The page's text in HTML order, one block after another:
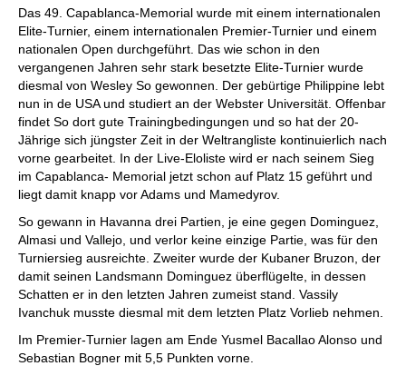
Das 49. Capablanca-Memorial wurde mit einem internationalen
Elite-Turnier, einem internationalen Premier-Turnier und einem
nationalen Open durchgeführt. Das wie schon in den
vergangenen Jahren sehr stark besetzte Elite-Turnier wurde
diesmal von Wesley So gewonnen. Der gebürtige Philippine lebt
nun in de USA und studiert an der Webster Universität. Offenbar
findet So dort gute Trainingbedingungen und so hat der 20-
Jährige sich jüngster Zeit in der Weltrangliste kontinuierlich nach
vorne gearbeitet. In der Live-Eloliste wird er nach seinem Sieg
im Capablanca- Memorial jetzt schon auf Platz 15 geführt und
liegt damit knapp vor Adams und Mamedyrov.
So gewann in Havanna drei Partien, je eine gegen Dominguez,
Almasi und Vallejo, und verlor keine einzige Partie, was für den
Turniersieg ausreichte. Zweiter wurde der Kubaner Bruzon, der
damit seinen Landsmann Dominguez überflügelte, in dessen
Schatten er in den letzten Jahren zumeist stand. Vassily
Ivanchuk musste diesmal mit dem letzten Platz Vorlieb nehmen.
Im Premier-Turnier lagen am Ende Yusmel Bacallao Alonso und
Sebastian Bogner mit 5,5 Punkten vorne.